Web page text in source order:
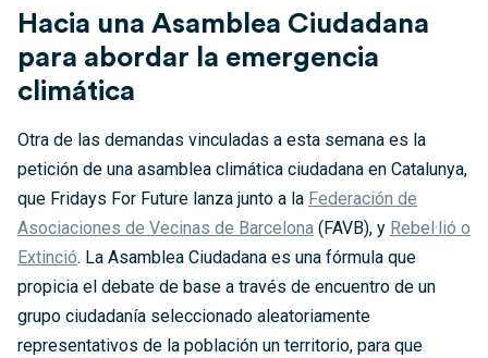
Hacia una Asamblea Ciudadana
para abordar la emergencia
climática
Otra de las demandas vinculadas a esta semana es la
petición de una asamblea climática ciudadana en Catalunya,
que Fridays For Future lanza junto a la Federación de
Asociaciones de Vecinas de Barcelona (FAVB), y Rebel·lió o
Extinció. La Asamblea Ciudadana es una fórmula que
propicia el debate de base a través de encuentro de un
grupo ciudadanía seleccionado aleatoriamente
representativos de la población un territorio, para que